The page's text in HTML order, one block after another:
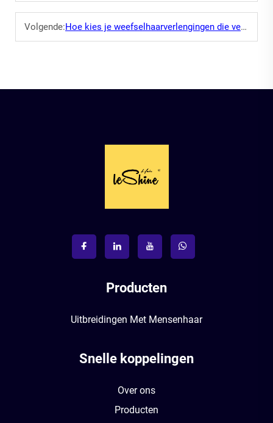
Volgende:Hoe kies je weefselhaarverlengingen die verschillende haartexturen matchen?
Producten
Uitbreidingen Met Mensenhaar
Snelle koppelingen
Over ons
Producten